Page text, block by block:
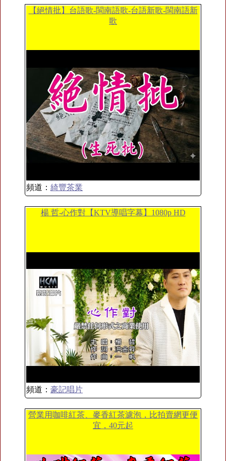
【絕情批】台語歌-閩南語歌-台語新歌-閩南語新
歌
頻道： 綺豐茶業
楊 哲-心作對【KTV導唱字幕】1080p HD
頻道： 豪記唱片
營業用咖啡紅茶、麥香紅茶濾泡，比拍賣網更便
宜，40元起